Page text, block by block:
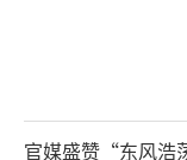
官媒盛赞“东风浩